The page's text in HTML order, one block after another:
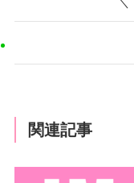
関連記事